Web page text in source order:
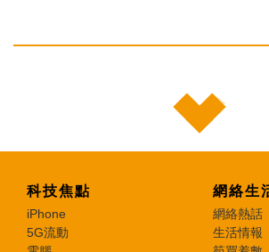
科技焦點
iPhone
5G流動
網絡生
網絡熱話
生活情報